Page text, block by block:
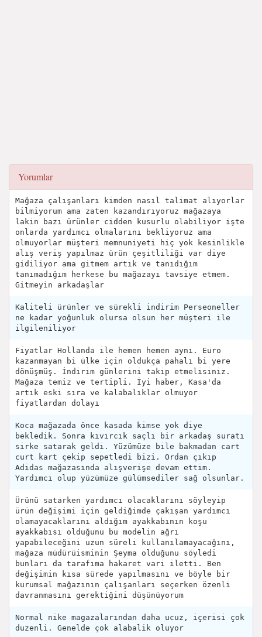
Yorumlar
Mağaza çalışanları kimden nasıl talimat alıyorlar
bilmiyorum ama zaten kazandırıyoruz mağazaya
lakin bazı ürünler cidden kusurlu olabiliyor işte
onlarda yardımcı olmalarını bekliyoruz ama
olmuyorlar müşteri memnuniyeti hiç yok kesinlikle
alış veriş yapılmaz ürün çeşitliliği var diye
gidiliyor ama gitmem artık ve tanıdığım
tanımadığım herkese bu mağazayı tavsiye etmem.
Gitmeyin arkadaşlar
Kaliteli ürünler ve sürekli indirim Perseoneller
ne kadar yoğunluk olursa olsun her müşteri ile
ilgileniliyor
Fiyatlar Hollanda ile hemen hemen aynı. Euro
kazanmayan bi ülke için oldukça pahalı bi yere
dönüşmüş. İndirim günlerini takip etmelisiniz.
Mağaza temiz ve tertipli. İyi haber, Kasa'da
artık eski sıra ve kalabalıklar olmuyor
fiyatlardan dolayı
Koca mağazada önce kasada kimse yok diye
bekledik. Sonra kıvırcık saçlı bir arkadaş suratı
sirke satarak geldi. Yüzümüze bile bakmadan cart
curt kart çekip sepetledi bizi. Ordan çıkıp
Adidas mağazasında alışverişe devam ettim.
Yardımcı olup yüzümüze gülümsediler sağ olsunlar.
Ürünü satarken yardımcı olacaklarını söyleyip
ürün değişimi için geldiğimde çakışan yardımcı
olamayacaklarını aldığım ayakkabının koşu
ayakkabısı olduğunu bu modelin ağrı
yapabileceğini uzun süreli kullanılamayacağını,
mağaza müdürüisminin Şeyma olduğunu söyledi
bunları da tarafıma hakaret vari iletti. Ben
değişimin kısa sürede yapılmasını ve böyle bir
kurumsal mağazının çalışanları seçerken özenli
davranmasını gerektiğini düşünüyorum
Normal nike magazalarından daha ucuz, içerisi çok
duzenli. Genelde çok alabalik oluyor